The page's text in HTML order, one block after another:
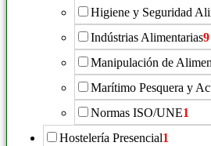
Higiene y Seguridad
Indústrias Alimentarias9
Manipulación de
Marítimo Pesquera y
Normas ISO/UNE1
Hostelería Presencial1